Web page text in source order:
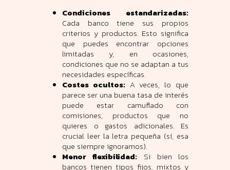
Condiciones estandarizadas:
Cada banco tiene sus propios
criterios y productos. Esto significa
que puedes encontrar opciones
limitadas y, en ocasiones,
condiciones que no se adaptan a tus
necesidades específicas.
Costes ocultos:A veces, lo que
parece ser una buena tasa de interés
puede estar camuflado con
comisiones, productos que no
quieres o gastos adicionales. Es
crucial leer la letra pequeña (sí, esa
que siempre ignoramos).
Menor flexibilidad: Si bien los
bancos tienen tipos fijos, mixtos y